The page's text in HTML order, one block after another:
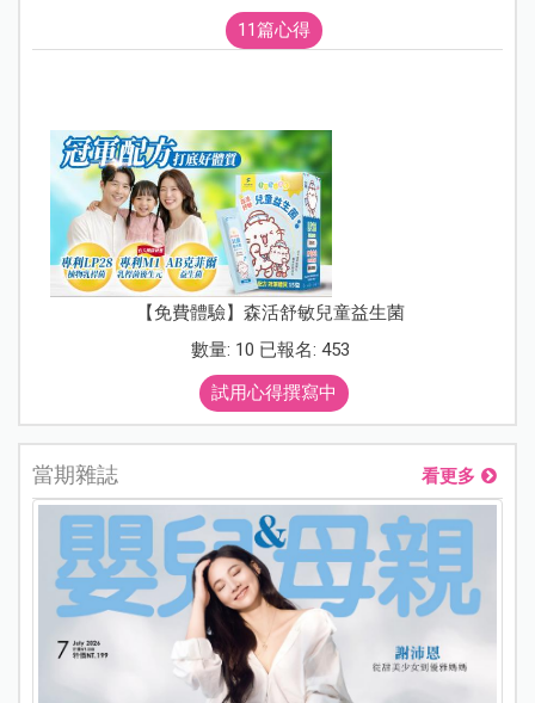
11篇心得
【免費體驗】森活舒敏兒童益生菌
數量: 10 已報名: 453
試用心得撰寫中
當期雜誌 看更多